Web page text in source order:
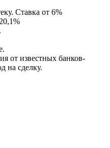
Ставка от 6%
от известных банков-
на сделку.